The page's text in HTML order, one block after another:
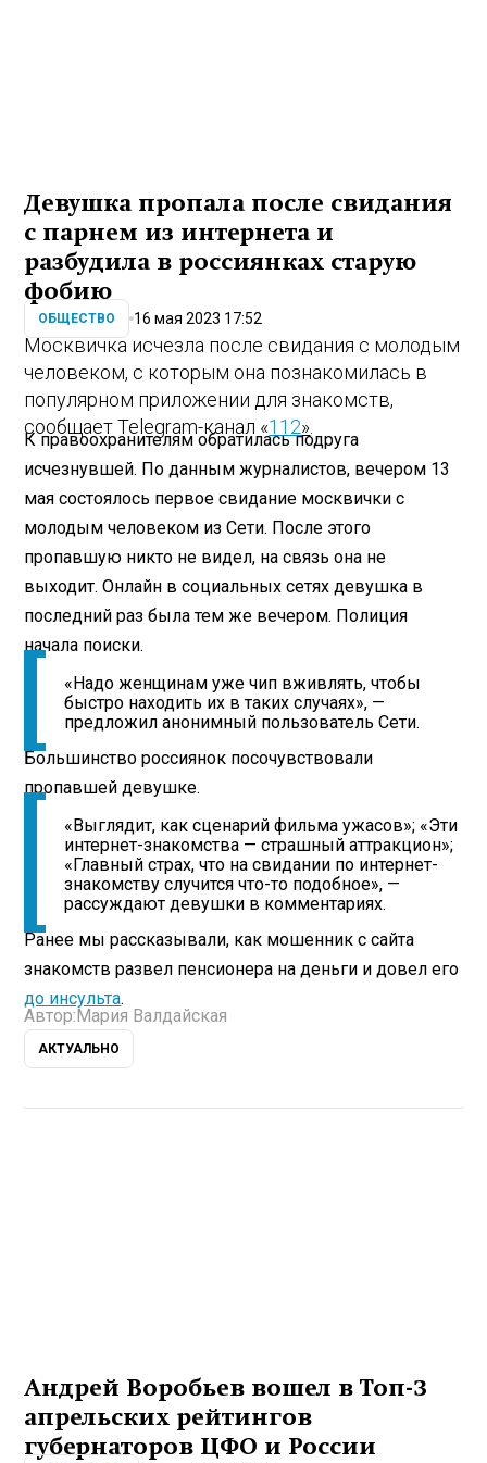
Девушка пропала после свидания
с парнем из интернета и
разбудила в россиянках старую
фобию
ОБЩЕСТВО 16 мая 2023 17:52
Москвичка исчезла после свидания с молодым
человеком, с которым она познакомилась в
популярном приложении для знакомств,
сообщает Telegram-канал «112»
К правоохранителям обратилась подруга
исчезнувшей. По данным журналистов, вечером 13
мая состоялось первое свидание москвички с
молодым человеком из Сети. После этого
пропавшую никто не видел, на связь она не
выходит. Онлайн в социальных сетях девушка в
последний раз была тем же вечером. Полиция
начала поиски.
«Надо женщинам уже чип вживлять, чтобы
быстро находить их в таких случаях», —
предложил анонимный пользователь Сети.
Большинство россиянок посочувствовали
пропавшей девушке.
«Выглядит, как сценарий фильма ужасов»; «Эти
интернет-знакомства — страшный аттракцион»;
«Главный страх, что на свидании по интернет-
знакомству случится что-то подобное», —
рассуждают девушки в комментариях.
Ранее мы рассказывали, как мошенник с сайта
знакомств развел пенсионера на деньги и довел его
до инсульта.
Автор: Мария Валдайская
АКТУАЛЬНО
Андрей Воробьев вошел в Топ-3
апрельских рейтингов
губернаторов ЦФО и России